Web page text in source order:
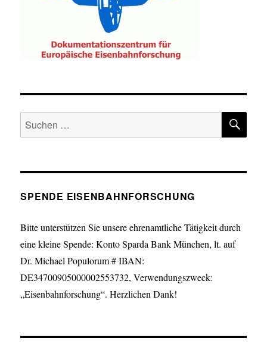
Suche
nach:
SPENDE EISENBAHNFORSCHUNG
Bitte unterstützen Sie unsere ehrenamtliche Tätigkeit durch
eine kleine Spende: Konto Sparda Bank München, lt. auf
Dr. Michael Populorum # IBAN:
DE34700905000002553732, Verwendungszweck:
„Eisenbahnforschung“. Herzlichen Dank!